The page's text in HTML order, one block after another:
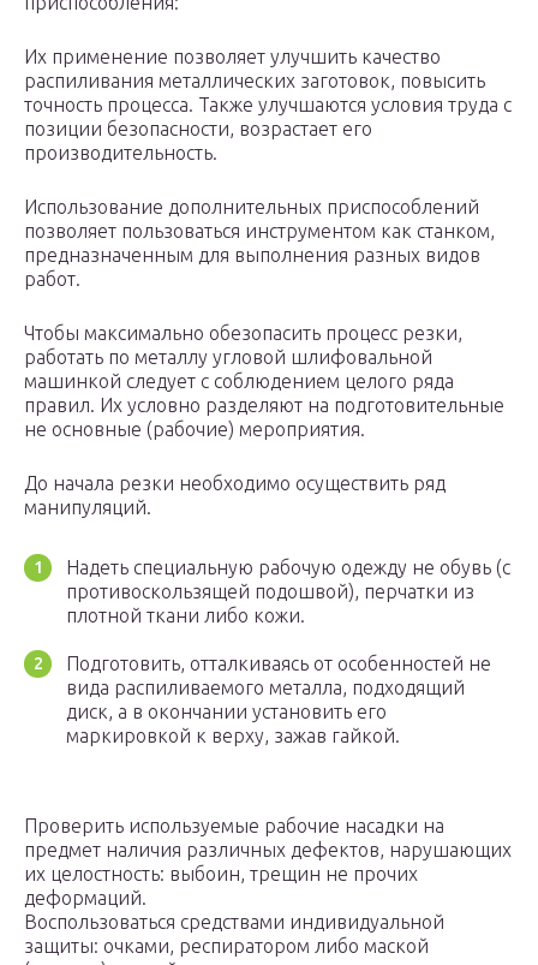
Их применение позволяет улучшить качество
распиливания металлических заготовок, повысить
точность процесса. Также улучшаются условия труда с
позиции безопасности, возрастает его
производительность.
Использование дополнительных приспособлений
позволяет пользоваться инструментом как станком,
предназначенным для выполнения разных видов
работ.
Чтобы максимально обезопасить процесс резки,
работать по металлу угловой шлифовальной
машинкой следует с соблюдением целого ряда
правил. Их условно разделяют на подготовительные
не основные (рабочие) мероприятия.
До начала резки необходимо осуществить ряд
манипуляций.
Надеть специальную рабочую одежду не обувь (с
противоскользящей подошвой), перчатки из
плотной ткани либо кожи.
Подготовить, отталкиваясь от особенностей не
вида распиливаемого металла, подходящий
диск, а в окончании установить его
маркировкой к верху, зажав гайкой.
Проверить используемые рабочие насадки на
предмет наличия различных дефектов, нарушающих
их целостность: выбоин, трещин не прочих
деформаций.
Воспользоваться средствами индивидуальной
защиты: очками, респиратором либо маской